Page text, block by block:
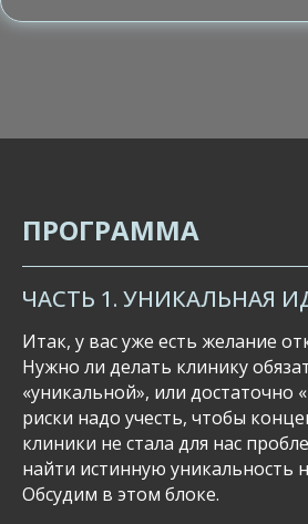
ПРОГРАММА
ЧАСТЬ 1. УНИКАЛЬНАЯ
Итак, у вас уже есть желание
Нужно ли делать клинику
«уникальной», или достаточно
риски надо учесть, чтобы
клиники не стала для нас
найти истинную уникальность
Обсудим в этом блоке.